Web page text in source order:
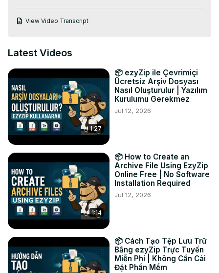
チューザーを開き、ファイルを選択します。
ローカル ドライブに保存します。
それはとても簡単です！ 🐵
TWITTER: https://twitter.com/ezyZip
FACEBOOK:
https://www.facebook.com/ezyzip/
LINKEDIN: https://www.linkedin.com/showcase/ezyzip/
PINTEREST: https://www.pinterest.com.au/ezyzip
View Video Transcript
Latest Videos
1:27
📦 ezyZip ile Çevrimiçi
Ücretsiz Arşiv Dosyası
Nasıl Oluşturulur | Yazılım
Kurulumu Gerekmez
Jul 12, 2026
1:14
📦 How to Create an
Archive File Using EzyZip
Online Free | No Software
Installation Required
Jul 12, 2026
📦 Cách Tạo Tệp Lưu Trữ
Bằng ezyZip Trực Tuyến
Miễn Phí | Không Cần Cài
Đặt Phần Mềm